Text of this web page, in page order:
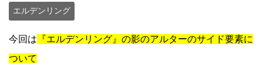
エルデンリング
今回は 『エルデンリング』の影のアルターのサイド要素に
ついて